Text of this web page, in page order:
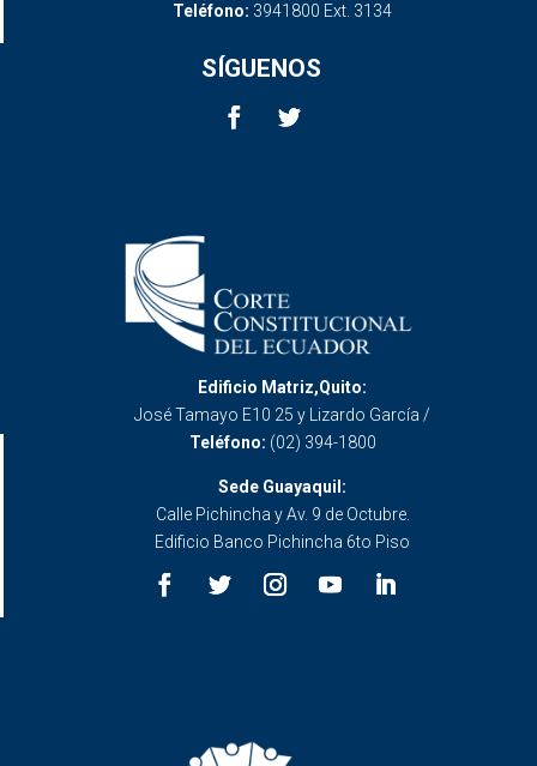
Teléfono: 3941800 Ext. 3134
SÍGUENOS
Edificio Matriz,Quito:
José Tamayo E10 25 y Lizardo García /
Teléfono: (02) 394-1800
Sede Guayaquil:
Calle Pichincha y Av. 9 de Octubre.
Edificio Banco Pichincha 6to Piso